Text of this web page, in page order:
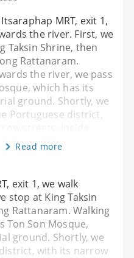
MRT, exit 1,
the river. First, we
Taksin Shrine, then
Rattanaram.
the river, we pass
which has its
ground. Shortly, we
Portuguese district,
Read more
exit 1, we walk
stop at King Taksin
Rattanaram. Walking
Ton Son Mosque,
ground. Shortly, we
with its narrow